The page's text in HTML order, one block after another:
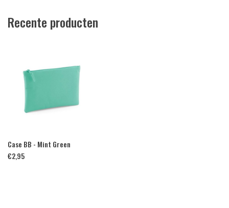
Recente producten
Case BB - Mint Green
€2,95